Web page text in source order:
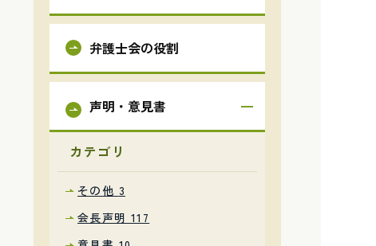
弁護士会の役割
声明・意見書
カテゴリ
その他 3
会長声明 117